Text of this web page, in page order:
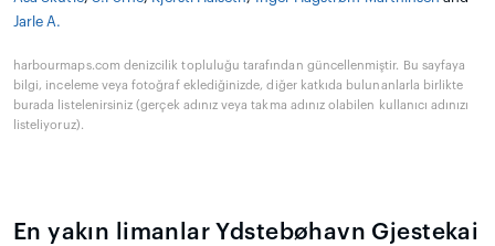
Jarle A.
harbourmaps.com denizcilik topluluğu tarafından güncellenmiştir. Bu sayfaya
bilgi, inceleme veya fotoğraf eklediğinizde, diğer katkıda bulunanlarla birlikte
burada listelenirsiniz (gerçek adınız veya takma adınız olabilen kullanıcı adınızı
listeliyoruz).
En yakın limanlar Ydstebøhavn Gjestekai